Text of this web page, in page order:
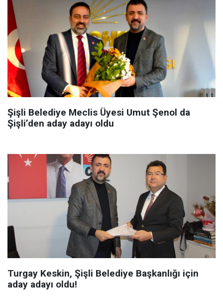
Şişli Belediye Meclis Üyesi Umut Şenol da
Şişli’den aday adayı oldu
Turgay Keskin, Şişli Belediye Başkanlığı için
aday adayı oldu!